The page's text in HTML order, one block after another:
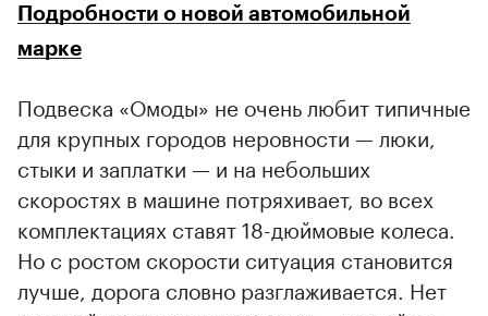
Подробности о новой автомобильной
марке
Подвеска «Омоды» не очень любит типичные
для крупных городов неровности — люки,
стыки и заплатки — и на небольших
скоростях в машине потряхивает, во всех
комплектациях ставят 18-дюймовые колеса.
Но с ростом скорости ситуация становится
лучше, дорога словно разглаживается. Нет